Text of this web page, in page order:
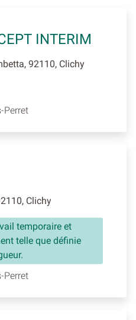
INTERIM
92110, Clichy
Perret
Clichy
temporaire et
telle que définie
Perret